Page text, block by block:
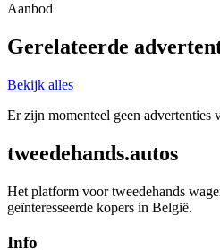
Aanbod
Gerelateerde
Bekijk alles
Er zijn momenteel geen advertenties
tweedehands.autos
Het platform voor tweedehands
geïnteresseerde kopers in België.
Info